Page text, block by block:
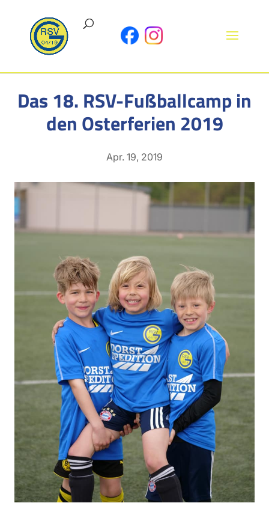
Das 18. RSV-Fußballcamp in
den Osterferien 2019
Apr. 19, 2019